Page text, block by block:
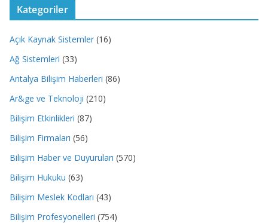
Kategoriler
Açık Kaynak Sistemler (16)
Ağ Sistemleri (33)
Antalya Bilişim Haberleri (86)
Ar&ge ve Teknoloji (210)
Bilişim Etkinlikleri (87)
Bilişim Firmaları (56)
Bilişim Haber ve Duyuruları (570)
Bilişim Hukuku (63)
Bilişim Meslek Kodları (43)
Bilişim Profesyonelleri (754)